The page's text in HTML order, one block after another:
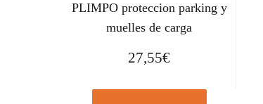
PLIMPO proteccion parking y
muelles de carga
27,55€